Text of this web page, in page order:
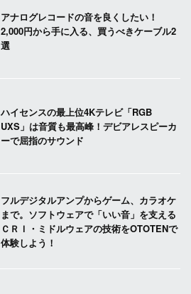
アナログレコードの音を良くしたい！
2,000円から手に入る、買うべきケーブル2
選
ハイセンスの最上位4Kテレビ「RGB
UXS」は音質も最高峰！デビアレスピーカ
ーで屈指のサウンド
フルデジタルアンプからゲーム、カラオケ
まで。ソフトウェアで「いい音」を支える
ＣＲＩ・ミドルウェアの技術をOTOTENで
体験しよう！